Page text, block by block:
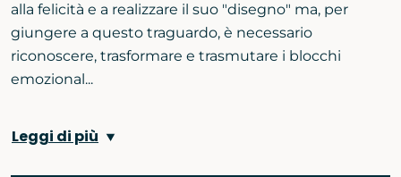
alla felicità e a realizzare il suo "disegno" ma, per
giungere a questo traguardo, è necessario
riconoscere, trasformare e trasmutare i blocchi
emozional...
Leggi di più